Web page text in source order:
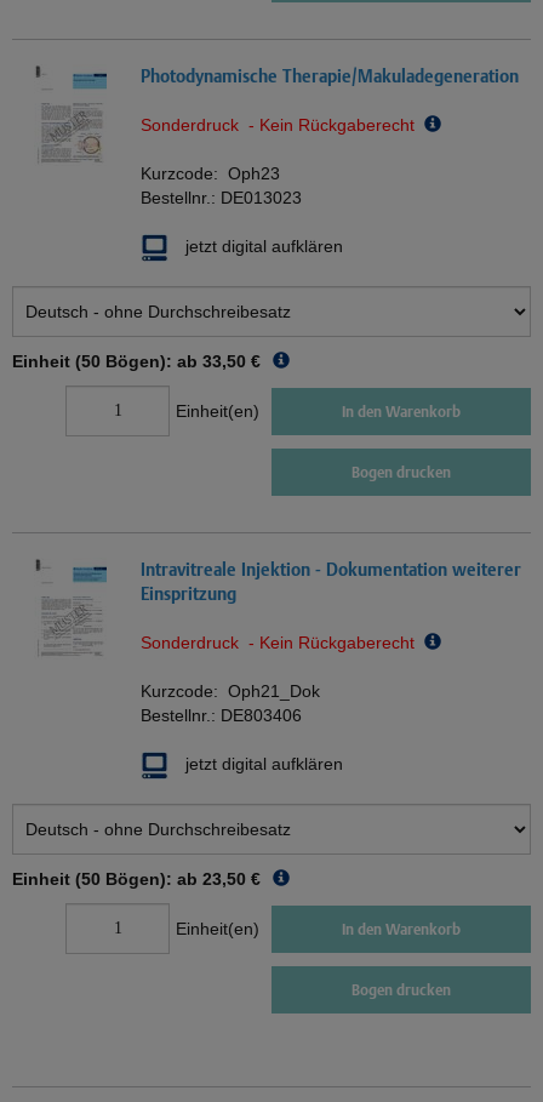
Photodynamische Therapie/Makuladegeneration
Sonderdruck - Kein Rückgaberecht
Kurzcode: Oph23
Bestellnr.: DE013023
jetzt digital aufklären
Einheit (50 Bögen): ab 33,50 €
Einheit(en) In den Warenkorb
Bogen drucken
Intravitreale Injektion - Dokumentation weiterer
Einspritzung
Sonderdruck - Kein Rückgaberecht
Kurzcode: Oph21_Dok
Bestellnr.: DE803406
jetzt digital aufklären
Einheit (50 Bögen): ab 23,50 €
Einheit(en) In den Warenkorb
Bogen drucken